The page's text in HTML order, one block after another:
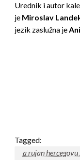
Urednik i autor
je Miroslav
jezik zaslužna je
Tagged:
a rujan